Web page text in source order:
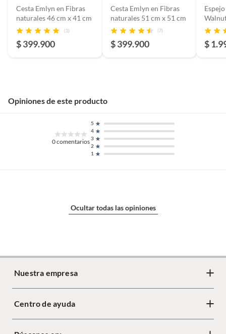
Cesta Emlyn en Fibras
naturales 46 cm x 41 cm
(1)
$ 399.900
Cesta Emlyn en Fibras
naturales 51 cm x 51 cm
(7)
$ 399.900
cm x
$
Opiniones de este producto
0comentarios
1
2
3
4
5
Ocultar todas las opiniones
Nuestra empresa
Acerca de Crate
Centro de ayuda